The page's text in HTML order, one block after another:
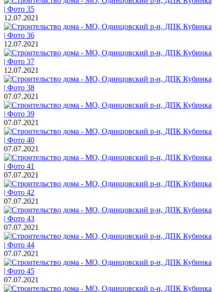
12.07.2021
12.07.2021
12.07.2021
07.07.2021
07.07.2021
07.07.2021
07.07.2021
07.07.2021
07.07.2021
07.07.2021
07.07.2021